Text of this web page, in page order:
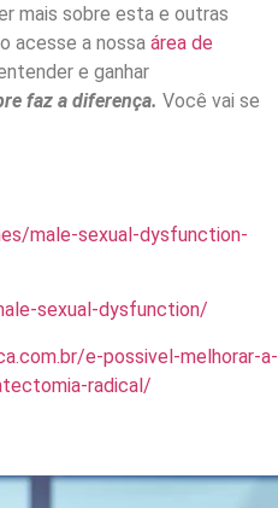
mais sobre esta e outras
acesse a nossa área de
e ganhar
faz a diferença. Você vai se
male-sexual-dysfunction-
sexual-dysfunction/
e-possivel-melhorar-a-
radical/